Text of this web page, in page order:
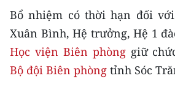
MEDIA CENTER
E-Magazine
Video
Bổ nhiệm có thời hạn đối
Xuân Bình, Hệ trưởng, Hệ 1
Học viện Biên phònggiữ
Bộ đội Biên phòng tỉnh Sóc